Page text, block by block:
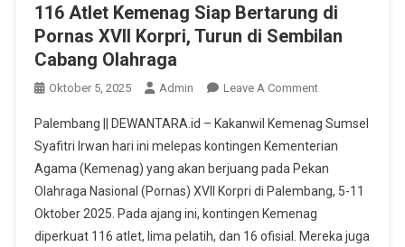
116 Atlet Kemenag Siap Bertarung di
Pornas XVII Korpri, Turun di Sembilan
Cabang Olahraga
Oktober 5, 2025 Admin Leave A CommentOn
Atlet
Kemenag
Siap
Bertarung
Pornas
Palembang || DEWANTARA.id – Kakanwil Kemenag Sumsel
Syafitri Irwan hari ini melepas kontingen Kementerian
Agama (Kemenag) yang akan berjuang pada Pekan
Olahraga Nasional (Pornas) XVII Korpri di Palembang, 5-11
Oktober 2025. Pada ajang ini, kontingen Kemenag
diperkuat 116 atlet, lima pelatih, dan 16 ofisial. Mereka juga